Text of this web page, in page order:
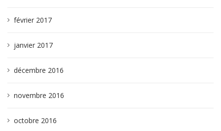
février 2017
janvier 2017
décembre 2016
novembre 2016
octobre 2016